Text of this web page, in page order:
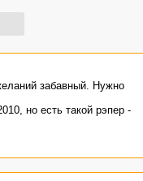
забавный. Нужно
но есть такой рэпер -